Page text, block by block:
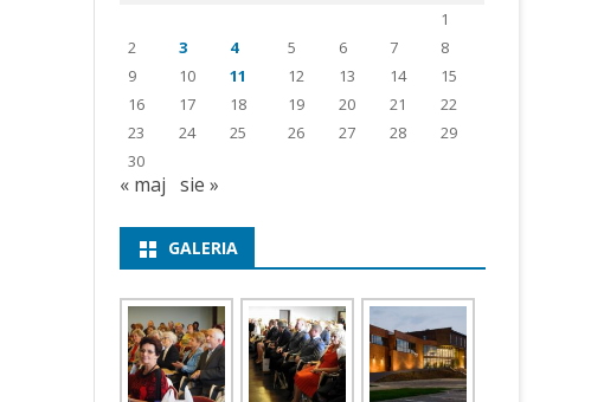
1
2
3 4 5 6 7
8
9
10 11 12 13 14
15
16
17 18 19 20 21
22
23
24 25 26 27 28
29
30
« maj sie »
GALERIA